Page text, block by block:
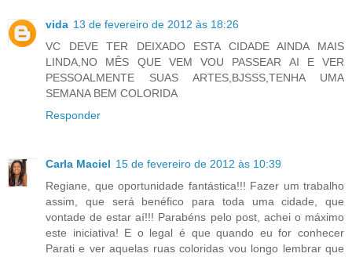
vida 13 de fevereiro de 2012 às 18:26
VC DEVE TER DEIXADO ESTA CIDADE AINDA MAIS
LINDA,NO MÊS QUE VEM VOU PASSEAR AI E VER
PESSOALMENTE SUAS ARTES,BJSSS,TENHA UMA
SEMANA BEM COLORIDA
Responder
Carla Maciel 15 de fevereiro de 2012 às 10:39
Regiane, que oportunidade fantástica!!! Fazer um trabalho
assim, que será benéfico para toda uma cidade, que
vontade de estar aí!!! Parabéns pelo post, achei o máximo
este iniciativa! E o legal é que quando eu for conhecer
Parati e ver aquelas ruas coloridas vou longo lembrar que